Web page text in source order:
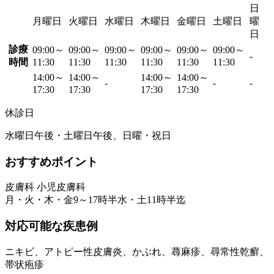
月曜日 火曜日 水曜日 木曜日 金曜日 土曜日
日
曜
日
診療
時間
09:00～
11:30
09:00～
11:30
09:00～
11:30
09:00～
11:30
09:00～
11:30
09:00～
11:30
-
14:00～
17:30
14:00～
17:30
-
14:00～
17:30
14:00～
17:30
- -
休診日
水曜日午後・土曜日午後、日曜・祝日
おすすめポイント
皮膚科 小児皮膚科
月・火・木・金9～17時半水・土11時半迄
対応可能な疾患例
ニキビ、アトピー性皮膚炎、かぶれ、蕁麻疹、尋常性乾癬、
帯状疱疹